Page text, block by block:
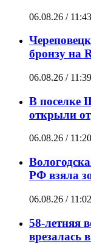
06.08.26 / 11:43
бронзу на
06.08.26 / 11:39
В поселке
открыли
06.08.26 / 11:20
РФ взяла
06.08.26 / 11:02
58-летняя
врезалась